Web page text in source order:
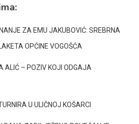
ZA EMU JAKUBOVIĆ: SREBRNA
OPĆINE VOGOŠĆA
ALIĆ – POZIV KOJI ODGAJA
U ULIČNOJ KOŠARCI